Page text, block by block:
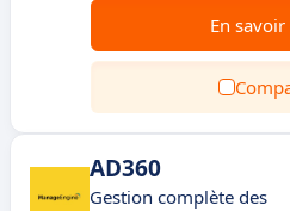
En
AD360
Gestion complète des